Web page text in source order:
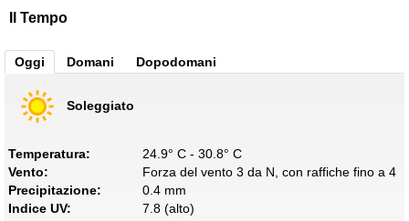
Il Tempo
Oggi Domani Dopodomani
Soleggiato
Temperatura:
24.9° C - 30.8° C
Vento:
Forza del vento 3 da N, con raffiche fino a 4
Precipitazione:
0.4 mm
Indice UV:
7.8 (alto)